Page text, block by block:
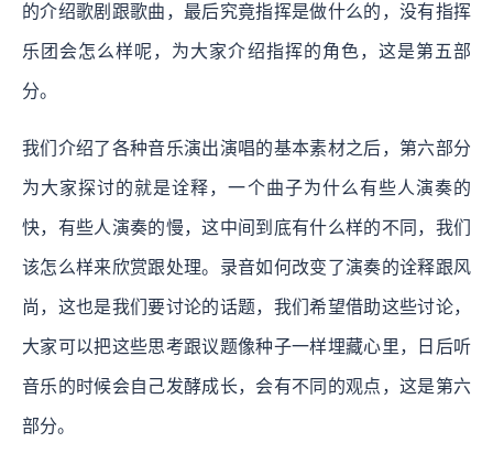
的介绍歌剧跟歌曲，最后究竟指挥是做什么的，没有指挥
乐团会怎么样呢，为大家介绍指挥的角色，这是第五部
分。
我们介绍了各种音乐演出演唱的基本素材之后，第六部分
为大家探讨的就是诠释，一个曲子为什么有些人演奏的
快，有些人演奏的慢，这中间到底有什么样的不同，我们
该怎么样来欣赏跟处理。录音如何改变了演奏的诠释跟风
尚，这也是我们要讨论的话题，我们希望借助这些讨论，
大家可以把这些思考跟议题像种子一样埋藏心里，日后听
音乐的时候会自己发酵成长，会有不同的观点，这是第六
部分。